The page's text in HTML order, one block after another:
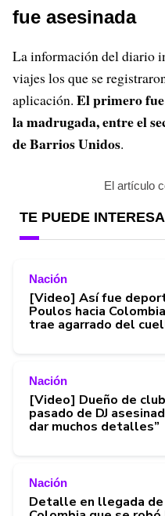
fue asesinada
La información del diario
viajes los que se
aplicación. El primero
la madrugada, entre el
de Barrios Unidos.
El artículo
TE PUEDE
Nación
[Video] Así fue
Poulos hacia
trae agarrado del
Nación
[Video] Dueño de
pasado de DJ
dar muchos detalles”
Nación
Detalle en llegada de